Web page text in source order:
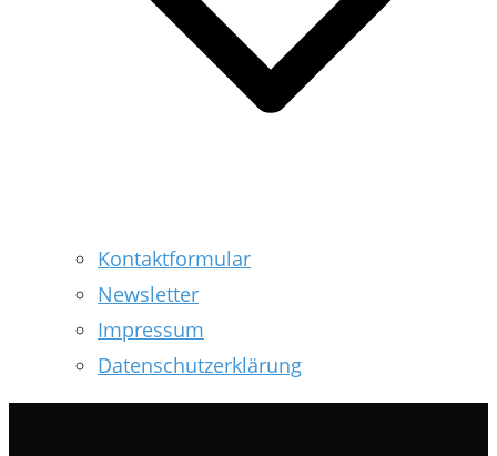
Kontaktformular
Newsletter
Impressum
Datenschutzerklärung